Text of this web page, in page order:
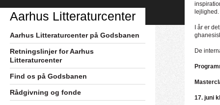
lejlighed.
I år er
De
17. juni
Aarhus Litteraturcenter
Aarhus Litteraturcenter på Godsbanen
Retningslinjer for Aarhus
Litteraturcenter
Find os på Godsbanen
Rådgivning og fonde